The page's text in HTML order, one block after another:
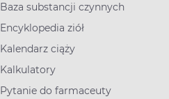
Baza substancji czynnych
Encyklopedia ziół
Kalendarz ciąży
Kalkulatory
Pytanie do farmaceuty